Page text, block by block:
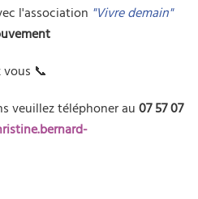
l'association "Vivre demain"
vous 📞
veuillez téléphoner au 07 57 07